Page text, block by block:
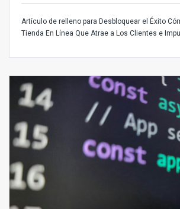
Artículo de relleno para Desbloquear el Éxito
Tienda En Línea Que Atrae a Los Clientes e